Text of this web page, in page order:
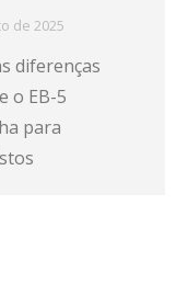
de 2025
diferenças
o EB-5
para